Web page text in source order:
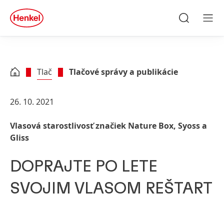
Skip to footer
quick
search
Tlač Tlačové správy a publikácie
26. 10. 2021
Vlasová starostlivosť značiek Nature Box, Syoss a
Gliss
DOPRAJTE PO LETE
SVOJIM VLASOM REŠTART